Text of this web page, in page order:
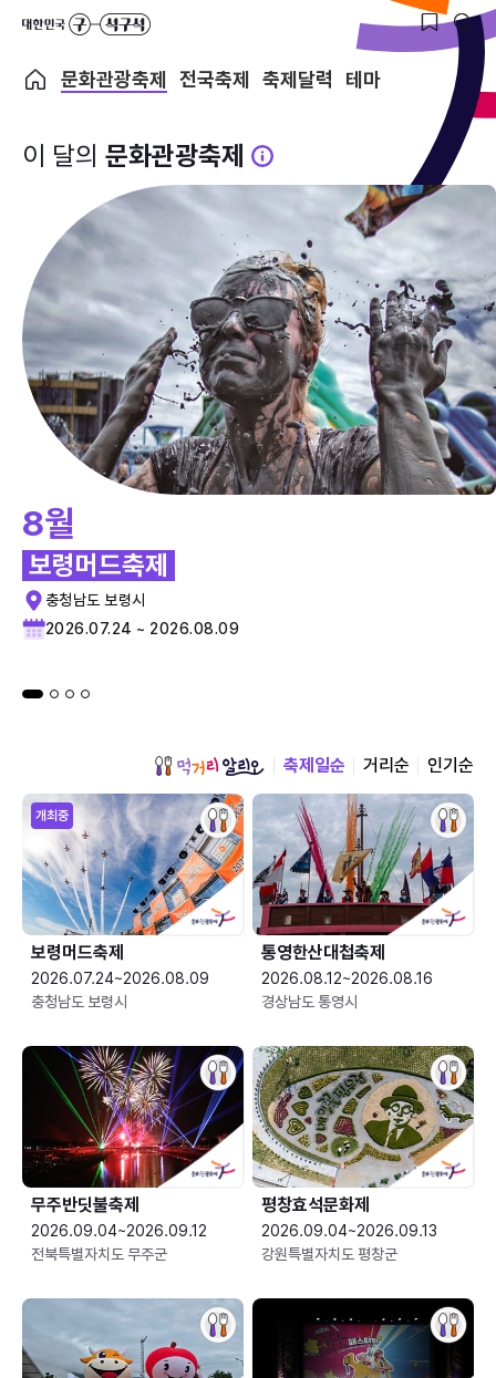
문화관광축제 전국축제 축제달력 테마
이 달의 문화관광축제
8월
보령머드축제
충청남도 보령시
2026.07.24 ~ 2026.08.09
축제일순 거리순 인기순
개최중
보령머드축제
2026.07.24~2026.08.09
충청남도 보령시
통영한산대첩축제
2026.08.12~2026.08.16
경상남도 통영시
무주반딧불축제
2026.09.04~2026.09.12
전북특별자치도 무주군
평창효석문화제
2026.09.04~2026.09.13
강원특별자치도 평창군